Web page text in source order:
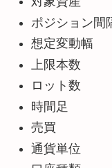
ポジション間
想定変動幅
上限本数
ロット数
時間足
売買 ： ト
通貨単位